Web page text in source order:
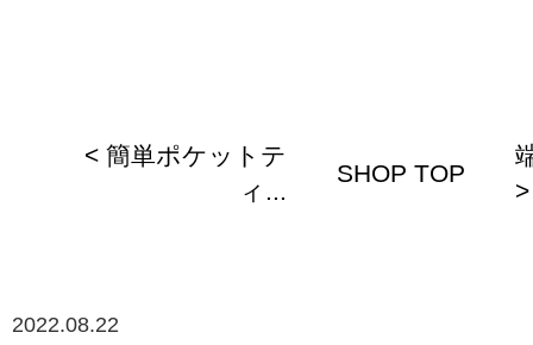
< 簡単ポケットテ
ィ...
SHOP TOP
>
2022.08.22